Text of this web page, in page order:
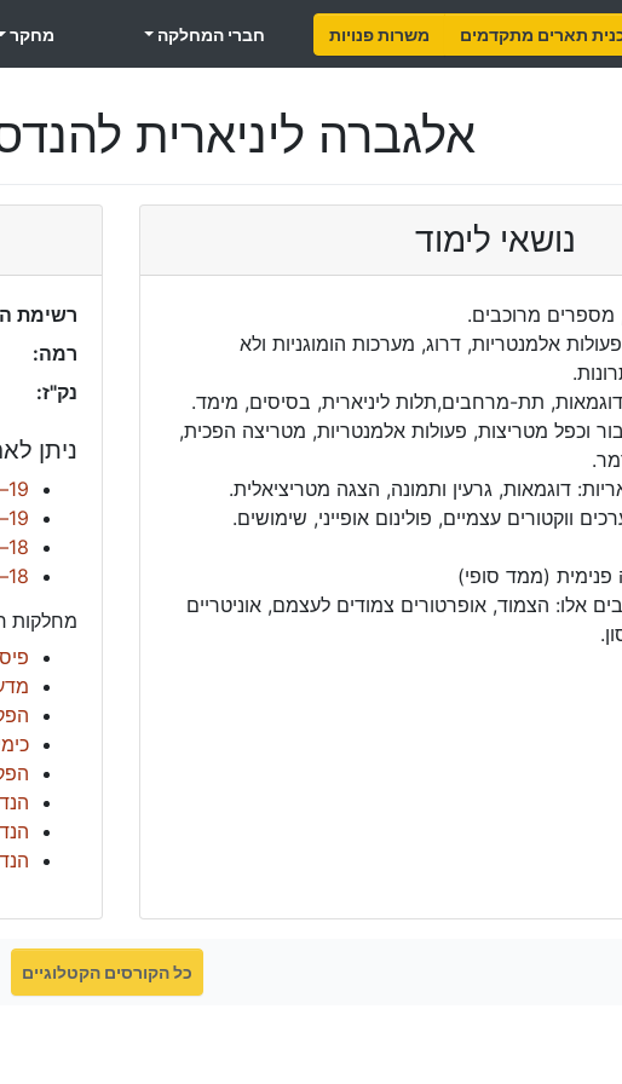
משרות פנויות תארים מתקדמים חברי המחלקה מחקר
אלגברה ליניארית
נושאי לימוד
מרוכבים.
אלמנטריות, דרוג, מערכות הומוגניות ולא
דוגמאות, תת-מרחבים,תלות ליניארית, בסיסים, מימד.
וכפל מטריצות, פעולות אלמנטריות, מטריצה הפכית,
דוגמאות, גרעין ותמונה, הצגה מטריציאלית.
ווקטורים עצמיים, פולינום אופייני, שימושים.
(ממד סופי)
אלו: הצמוד, אופרטורים צמודים לעצמם, אוניטריים
רשימת
רמה:
נק"ז:
ניתן
19–2018–ב
19–2018–א
18–2017–ב
18–2017–א
מחלקות
כל הקורסים הקטלוגיים